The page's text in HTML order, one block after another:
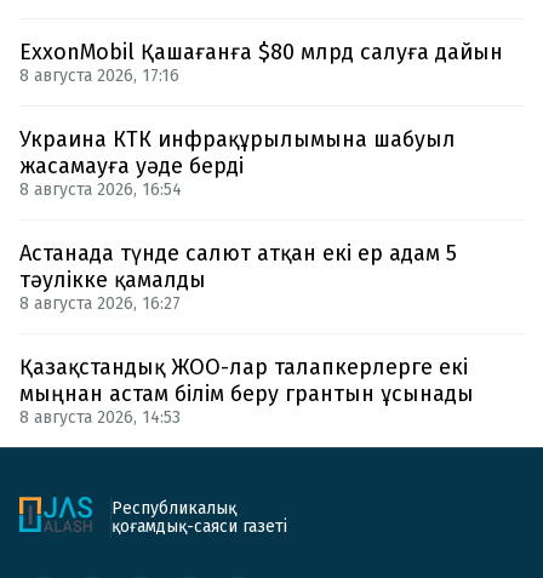
ExxonMobil Қашағанға $80 млрд салуға дайын
8 августа 2026, 17:16
Украина КТК инфрақұрылымына шабуыл
жасамауға уәде берді
8 августа 2026, 16:54
Астанада түнде салют атқан екі ер адам 5
тәулікке қамалды
8 августа 2026, 16:27
Қазақстандық ЖОО-лар талапкерлерге екі
мыңнан астам білім беру грантын ұсынады
8 августа 2026, 14:53
Республикалық
қоғамдық-саяси газеті